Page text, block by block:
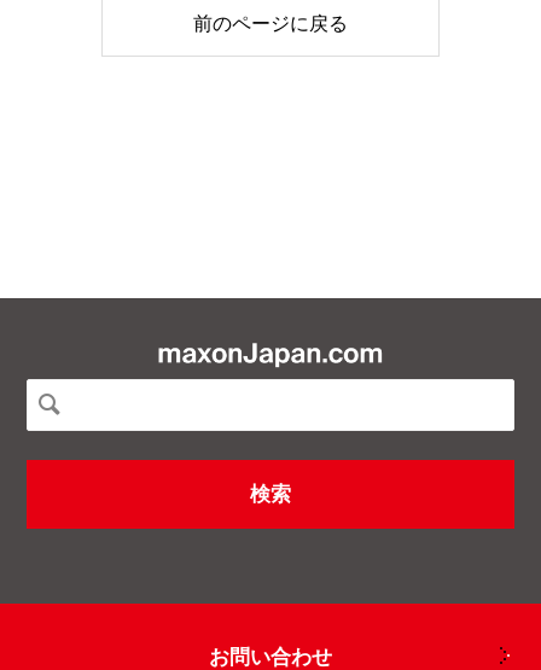
前のページに戻る
お問い合わせ